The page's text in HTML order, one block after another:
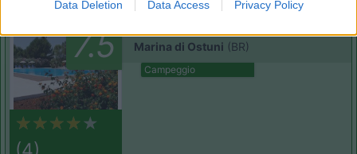
Data Deletion Data Access Privacy Policy
7.5 Marina di Ostuni (BR)
Campeggio